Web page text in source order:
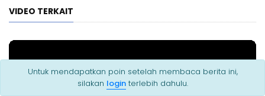
VIDEO TERKAIT
Untuk mendapatkan poin setelah membaca berita ini,
silakan loginterlebih dahulu.